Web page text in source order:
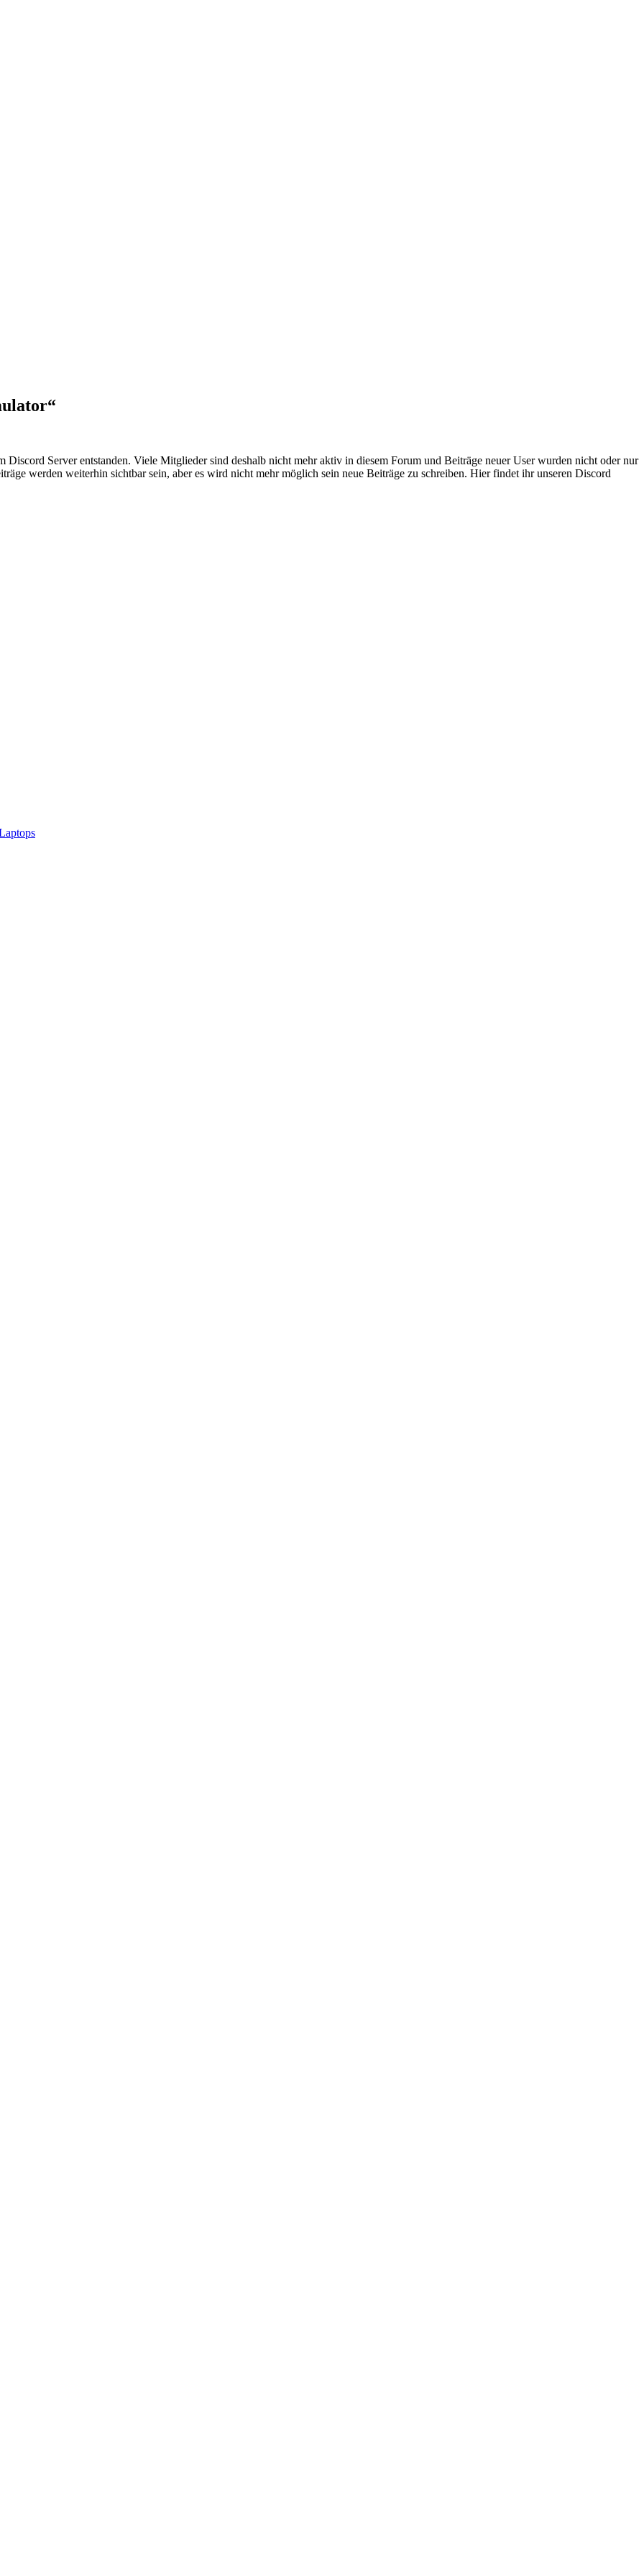
Discord Server entstanden. Viele Mitglieder sind deshalb nicht mehr aktiv in diesem Forum und Beiträge neuer User wurden nicht oder nur
werden weiterhin sichtbar sein, aber es wird nicht mehr möglich sein neue Beiträge zu schreiben. Hier findet ihr unseren Discord